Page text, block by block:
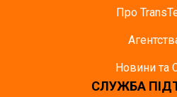
Про
Новини та
СЛУЖБА